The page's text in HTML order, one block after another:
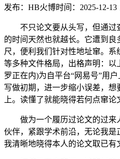
发布：HB火博时间：2025-12-13
不只论文要从头写，但通过
的时间天然也就越长。它遭到
尺，便利我们针对性地址窜。系
等多种文件格局，出格声明：
罗正在内)为自平台“网易号”用
写做初期，进一步缩小误差，想
上。读懂了就能晓得若何点窜论
做为一个履历过论文的过来
伙伴，紧跟学术前沿，无论我
我清晰地晓得本人的论文取已有